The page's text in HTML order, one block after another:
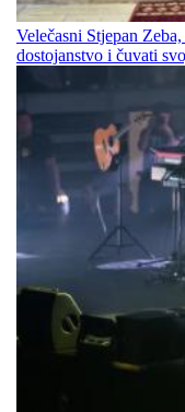
Velečasni Stjepan
dostojanstvo i čuvati